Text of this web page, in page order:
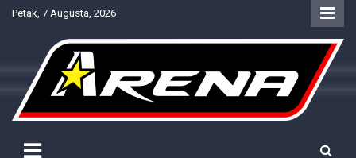
SkipPetak, 7 Augusta, 2026
NTV Arena